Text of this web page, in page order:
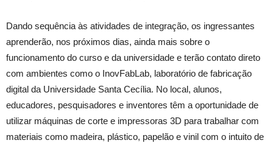
Dando sequência às atividades de integração, os ingressantes
aprenderão, nos próximos dias, ainda mais sobre o
funcionamento do curso e da universidade e terão contato direto
com ambientes como o InovFabLab, laboratório de fabricação
digital da Universidade Santa Cecília. No local, alunos,
educadores, pesquisadores e inventores têm a oportunidade de
utilizar máquinas de corte e impressoras 3D para trabalhar com
materiais como madeira, plástico, papelão e vinil com o intuito de